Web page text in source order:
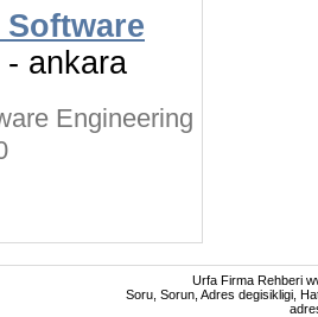
- ankara
Engineering
Urfa Firma Rehberi
Soru, Sorun, Adres degisikligi,